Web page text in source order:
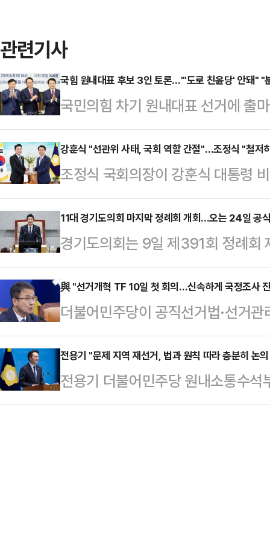
관련기사
국힘 원내대표 후보 3인 토론…"'도로 친윤당' 안돼" "
국민의힘 차기 원내대표 선거에 출
선 의원들을 대상으로 출마의 변을
원은 9일 국회에서 열린 국민의힘
청 간담회 모두발언에서 "제가 작
각종 지표들에서 지방선거를 목전
하는 걸 목도했다"고 지적했다.김
씀드리기도 했으나, 노선변화는 일
렀다"며 "일 잘하고, 정…
강훈식 "선관위 사태, 국회 역할 간절"…조정식 "철저
조정식 국회의장이 강훈식 대통령
적극적으로 준비하며 국민에게 필
민이 변화를 체감하는 '민생효능 국
다.조정식 의장은 9일 국회에서 강
"지금 전세계가 격변하는 정세 속
할 굉장히 중차대한 시점"이라며
정부와 함께 국민의 삶을 개선하고
어 동반자이자 같은 공동체라…
11대 경기도의회 마지막 정례회 개회...오는 24일 공
경기도의회는 9일 제391회 정례회
막 의사일정에 돌입했다.이날 열린
시흥3) 의장은 "제11대 도의회는
'시험대'와 같았다"며 "더 많이 대화
노력했다."고 소회를 전했다.그러
하기 위한 고민과 실천의 결과"라
야 한다는 책임이 제11대 도의회를
았지…
與 "선거개혁 TF 10일 첫 회의…신속하게 국정조사
더불어민주당이 공직선거법·선거
혁TF(태스크포스)를 설치하고 오
민주당 원내대변인은 9일 오전 국
만나 "선거제도개혁TF도 본격적으
오전 개최하고, 선거 관리 제도의
전용기 "문제 지역 재선거, 법과 원칙 따라 충분히 논
전용기 더불어민주당 원내소통수
발생 지역 재선거' 주장에 대해 "법